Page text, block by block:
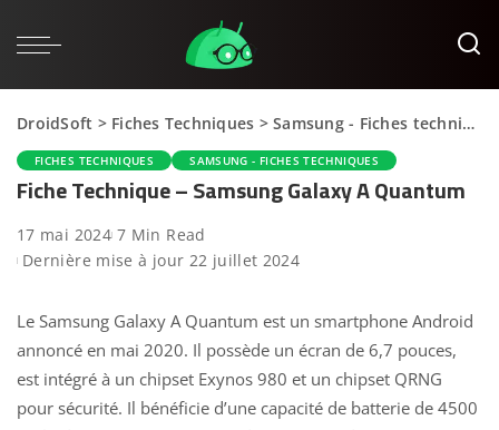
DroidSoft > Fiches Techniques >Samsung - Fiches techniques
FICHES TECHNIQUES SAMSUNG - FICHES TECHNIQUES
Fiche Technique – Samsung Galaxy A Quantum
17 mai 2024 7 Min Read
Dernière mise à jour 22 juillet 2024
Le Samsung Galaxy A Quantum est un smartphone Android
annoncé en mai 2020. Il possède un écran de 6,7 pouces,
est intégré à un chipset Exynos 980 et un chipset QRNG
pour sécurité. Il bénéficie d’une capacité de batterie de 4500